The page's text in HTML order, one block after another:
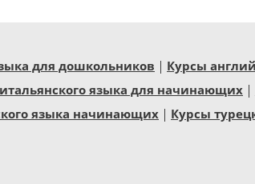
для дошкольников
Курсы
языка для начинающих
языка начинающих Курсы